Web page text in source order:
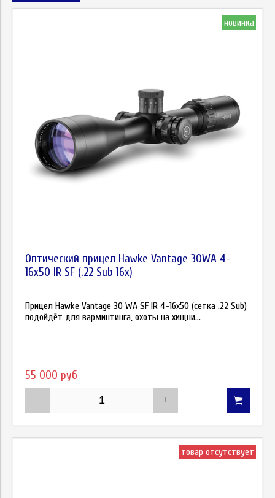
новинка
Оптический прицел Hawke Vantage 30WA 4-
16х50 IR SF (.22 Sub 16x)
Прицел Hawke Vantage 30 WA SF IR 4-16х50 (сетка .22 Sub)
подойдёт для варминтинга, охоты на хищни...
55 000 руб
товар отсутствует